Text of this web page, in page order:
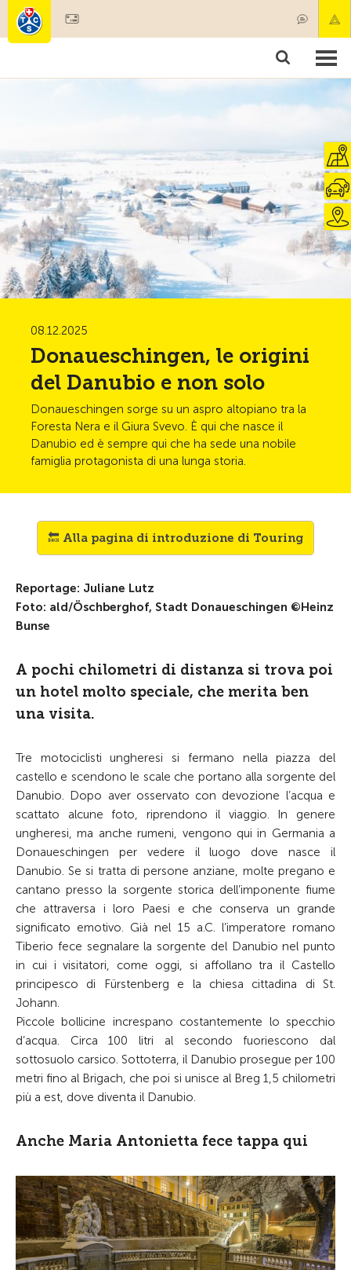
Societariato & prestazioni
08.12.2025
Donaueschingen, le origini
del Danubio e non solo
Donaueschingen sorge su un aspro altopiano tra la
Foresta Nera e il Giura Svevo. È qui che nasce il
Danubio ed è sempre qui che ha sede una nobile
famiglia protagonista di una lunga storia.
🔙 Alla pagina di introduzione di Touring
Reportage: Juliane Lutz
Foto: ald/Öschberghof, Stadt Donaueschingen ©Heinz
Bunse
A pochi chilometri di distanza si trova poi
un hotel molto speciale, che merita ben
una visita.
Tre motociclisti ungheresi si fermano nella piazza del
castello e scendono le scale che portano alla sorgente del
Danubio. Dopo aver osservato con devozione l’acqua e
scattato alcune foto, riprendono il viaggio. In genere
ungheresi, ma anche rumeni, vengono qui in Germania a
Donaueschingen per vedere il luogo dove nasce il
Danubio. Se si tratta di persone anziane, molte pregano e
cantano presso la sorgente storica dell’imponente fiume
che attraversa i loro Paesi e che conserva un grande
significato emotivo. Già nel 15 a.C. l’imperatore romano
Tiberio fece segnalare la sorgente del Danubio nel punto
in cui i visitatori, come oggi, si affollano tra il Castello
principesco di Fürstenberg e la chiesa cittadina di St.
Johann.
Piccole bollicine increspano costantemente lo specchio
d’acqua. Circa 100 litri al secondo fuoriescono dal
sottosuolo carsico. Sottoterra, il Danubio prosegue per 100
metri fino al Brigach, che poi si unisce al Breg 1,5 chilometri
più a est, dove diventa il Danubio.
Anche Maria Antonietta fece tappa qui